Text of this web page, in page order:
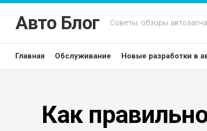
Перейти
содержанию
Авто Блог Советы, обзоры
Главная Обслуживание Новые разработки в
Как